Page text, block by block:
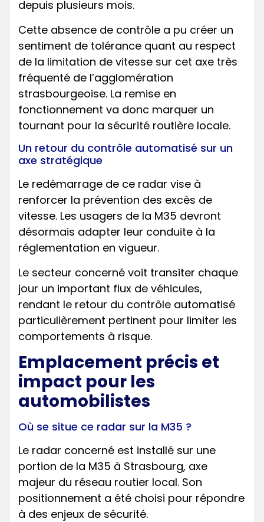
depuis plusieurs mois.
Cette absence de contrôle a pu créer un
sentiment de tolérance quant au respect
de la limitation de vitesse sur cet axe très
fréquenté de l’agglomération
strasbourgeoise. La remise en
fonctionnement va donc marquer un
tournant pour la sécurité routière locale.
Un retour du contrôle automatisé sur un
axe stratégique
Le redémarrage de ce radar vise à
renforcer la prévention des excès de
vitesse. Les usagers de la M35 devront
désormais adapter leur conduite à la
réglementation en vigueur.
Le secteur concerné voit transiter chaque
jour un important flux de véhicules,
rendant le retour du contrôle automatisé
particulièrement pertinent pour limiter les
comportements à risque.
Emplacement précis et
impact pour les
automobilistes
Où se situe ce radar sur la M35 ?
Le radar concerné est installé sur une
portion de la M35 à Strasbourg, axe
majeur du réseau routier local. Son
positionnement a été choisi pour répondre
à des enjeux de sécurité.